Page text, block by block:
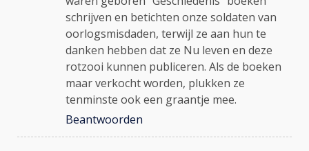
schrijven en betichten onze soldaten van
oorlogsmisdaden, terwijl ze aan hun te
danken hebben dat ze Nu leven en deze
rotzooi kunnen publiceren. Als de boeken
maar verkocht worden, plukken ze
tenminste ook een graantje mee.
Beantwoorden